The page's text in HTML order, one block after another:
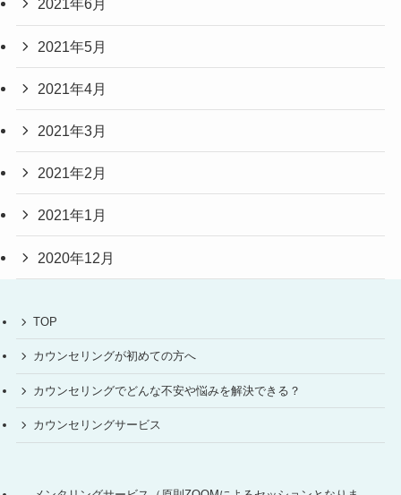
2021年6月
2021年5月
2021年4月
2021年3月
2021年2月
2021年1月
2020年12月
TOP
カウンセリングが初めての方へ
カウンセリングでどんな不安や悩みを解決できる？
カウンセリングサービス